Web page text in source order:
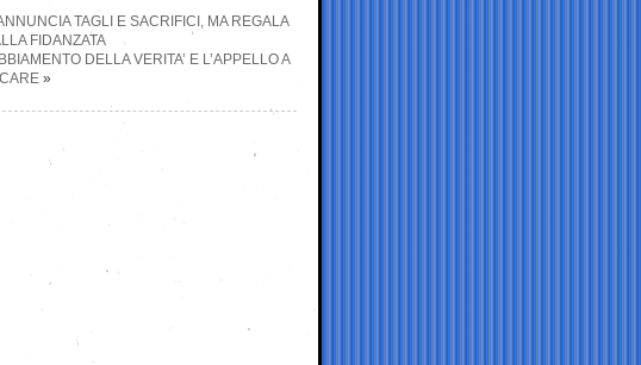
TAGLI E SACRIFICI, MA REGALA
FIDANZATA
DELLA VERITA’ E L’APPELLO A
»